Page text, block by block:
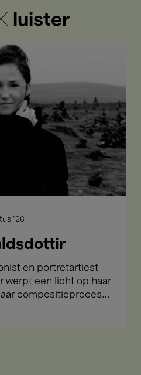
luister
'26
en portretartiest
werpt een licht op haar
compositieproces